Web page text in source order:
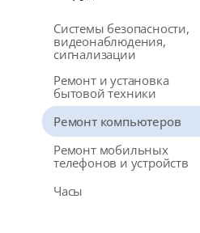
Системы безопасности,
видеонаблюдения,
сигнализации
Ремонт и установка
бытовой техники
Ремонт компьютеров
Ремонт мобильных
телефонов и устройств
Часы